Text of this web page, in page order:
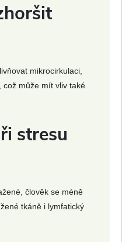
mikrocirkulaci,
což může mít vliv také
stresu
člověk se méně
tkáně i lymfatický